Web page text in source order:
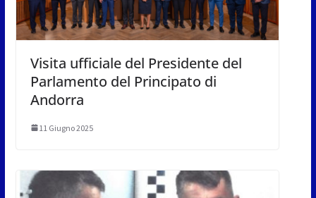
Visita ufficiale del Presidente del
Parlamento del Principato di
Andorra
11 Giugno 2025